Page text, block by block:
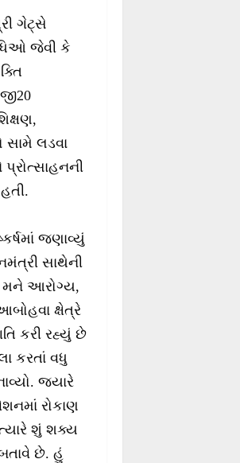
ગેટ્સે
જેવી કે
સામે લડવા
જણાવ્યું
સાથેની
મને આરોગ્ય,
ક્ષેત્રે
કરી રહ્યું છે
કરતાં વધુ
જ્યારે
રોકાણ
શું શક્ય
છે. હું